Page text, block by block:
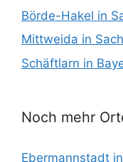
Börde-Hakel in
Mittweida in
Schäftlarn in
Noch mehr
Ebermannstadt